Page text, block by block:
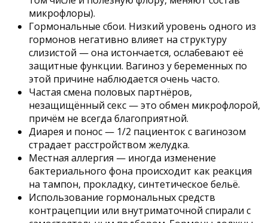
микрофлоры).
Гормональные сбои. Низкий уровень одного из
гормонов негативно влияет на структуру
слизистой — она истончается, ослабевают её
защитные функции. Вагиноз у беременных по
этой причине наблюдается очень часто.
Частая смена половых партнёров,
незащищённый секс — это обмен микрофлорой,
причём не всегда благоприятной.
Диарея и понос — 1/2 пациенток с вагинозом
страдает расстройством желудка.
Местная аллергия — иногда изменение
бактериального фона происходит как реакция
на тампон, прокладку, синтетическое бельё.
Использование гормональных средств
контрацепции или внутриматочной спирали с